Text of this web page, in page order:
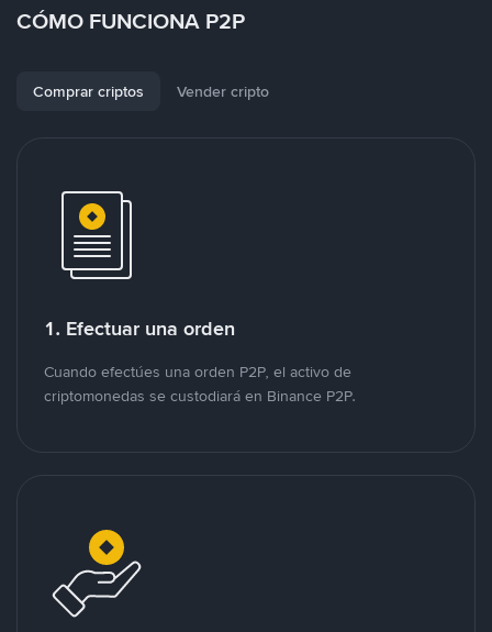
CÓMO FUNCIONA P2P
Comprar criptos Vender cripto
1. Efectuar una orden
Cuando efectúes una orden P2P, el activo de
criptomonedas se custodiará en Binance P2P.